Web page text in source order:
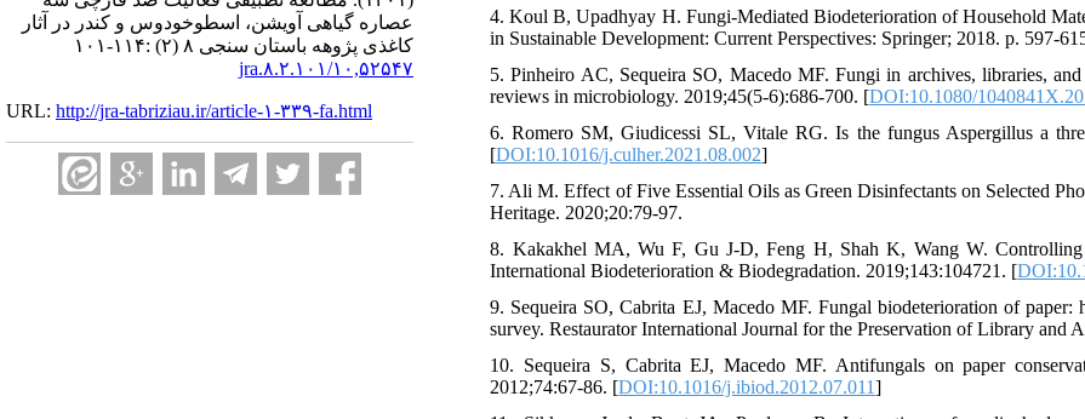
عصاره گیاهی آویشن، اسطوخودوس و کندر در آثار
کاغذی پژوهه باستان سنجی ۸ (۲) :۱۱۴-۱۰۱
۱۰,۵۲۵۴۷/jra.۸.۲.۱۰۱
URL: http://jra-tabriziau.ir/article-۱-۳۳۹-fa.html
4. Koul B, Upadhyay H. Fungi-Mediated Biodeterioration of Household
in Sustainable Development: Current Perspectives: Springer; 2018. p. 597-
5. Pinheiro AC, Sequeira SO, Macedo MF. Fungi in archives, libraries,
reviews in microbiology. 2019;45(5-6):686-700. [DOI:10.1080/
6. Romero SM, Giudicessi SL, Vitale RG. Is the fungus Aspergillus a
[DOI:10.1016/j.culher.2021.08.002]
7. Ali M. Effect of Five Essential Oils as Green Disinfectants on Selected
Heritage. 2020;20:79-97.
8. Kakakhel MA, Wu F, Gu J-D, Feng H, Shah K, Wang W.
International Biodeterioration & Biodegradation. 2019;143:104721. [
9. Sequeira SO, Cabrita EJ, Macedo MF. Fungal biodeterioration of
survey. Restaurator International Journal for the Preservation of Library and
10. Sequeira S, Cabrita EJ, Macedo MF. Antifungals on paper
2012;74:67-86. [DOI:10.1016/j.ibiod.2012.07.011]